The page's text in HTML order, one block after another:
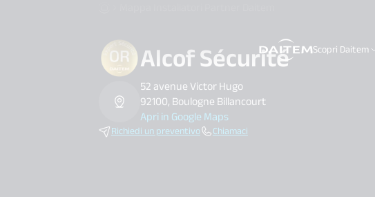
Scopri Daitem
search.labelAlcof Sécurité
52 avenue Victor Hugo
92100, Boulogne Billancourt
Apri in Google Maps
Richiedi un preventivo Chiamaci